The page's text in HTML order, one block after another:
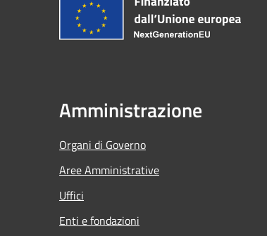
Amministrazione
Organi di Governo
Aree Amministrative
Uffici
Enti e fondazioni